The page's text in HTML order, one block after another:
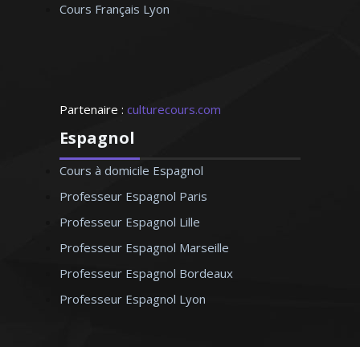
Cours Français Lyon
Partenaire : culturecours.com
Espagnol
Cours à domicile Espagnol
Professeur Espagnol Paris
Professeur Espagnol Lille
Professeur Espagnol Marseille
Professeur Espagnol Bordeaux
Professeur Espagnol Lyon